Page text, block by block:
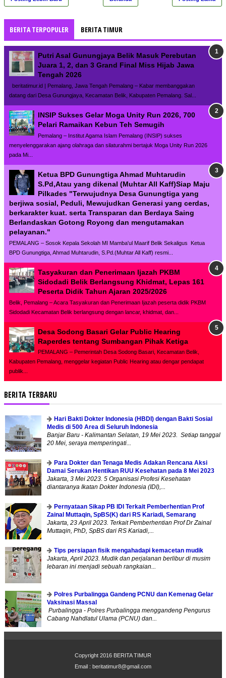
BERITA TERPOPULER BERITA TIMUR
Putri Asal Gunungjaya Belik Masuk Perebutan
Juara 1, 2, dan 3 Grand Final Miss Hijab Jawa
Tengah 2026
beritatimur.id | Pemalang, Jawa Tengah Pemalang – Kabar membanggakan
datang dari Desa Gunungjaya, Kecamatan Belik, Kabupaten Pemalang. Sal...
INSIP Sukses Gelar Moga Unity Run 2026, 700
Pelari Ramaikan Kebun Teh Semugih
Pemalang – Institut Agama Islam Pemalang (INSIP) sukses
menyelenggarakan ajang olahraga dan silaturahmi bertajuk Moga Unity Run 2026
pada Mi...
Ketua BPD Gunungtiga Ahmad Muhtarudin
S.Pd,Atau yang dikenal (Muhtar All Kaff)Siap Maju
Pilkades "Terwujudnya Desa Gunungtiga yang
berjiwa sosial, Peduli, Mewujudkan Generasi yang cerdas,
berkarakter kuat. serta Transparan dan Berdaya Saing
Berlandaskan Gotong Royong dan mengutamakan
pelayanan."
PEMALANG – Sosok Kepala Sekolah MI Mamba'ul Maarif Belik Sekaligus Ketua
BPD Gunungtiga, Ahmad Muhtarudin, S.Pd.(Muhtar All Kaff) resmi...
Tasyakuran dan Penerimaan Ijazah PKBM
Sidodadi Belik Berlangsung Khidmat, Lepas 161
Peserta Didik Tahun Ajaran 2025/2026
Belik, Pemalang – Acara Tasyakuran dan Penerimaan Ijazah peserta didik PKBM
Sidodadi Kecamatan Belik berlangsung dengan lancar, khidmat, dan...
Desa Sodong Basari Gelar Public Hearing
Raperdes tentang Sumbangan Pihak Ketiga
PEMALANG – Pemerintah Desa Sodong Basari, Kecamatan Belik,
Kabupaten Pemalang, menggelar kegiatan Public Hearing atau dengar pendapat
publik...
BERITA TERBARU
Hari Bakti Dokter Indonesia (HBDI) dengan Bakti Sosial
Medis di 500 Area di Seluruh Indonesia
Banjar Baru - Kalimantan Selatan, 19 Mei 2023. Setiap tanggal
20 Mei, seraya memperingati...
Para Dokter dan Tenaga Medis Adakan Rencana Aksi
Damai Serukan Hentikan RUU Kesehatan pada 8 Mei 2023
Jakarta, 3 Mei 2023. 5 Organisasi Profesi Kesehatan
diantaranya Ikatan Dokter Indonesia (IDI),...
Pernyataan Sikap PB IDI Terkait Pemberhentian Prof
Zainal Muttaqin, SpBS(K) dari RS Kariadi, Semarang
Jakarta, 23 April 2023. Terkait Pemberhentian Prof Dr Zainal
Muttaqin, PhD, SpBS dari RS Kariadi,...
Tips persiapan fisik mengahadapi kemacetan mudik
Jakarta, April 2023. Mudik dan perjalanan berlibur di musim
lebaran ini menjadi sebuah rangkaian...
Polres Purbalingga Gandeng PCNU dan Kemenag Gelar
Vaksinasi Massal
Purbalingga - Polres Purbalingga menggandeng Pengurus
Cabang Nahdlatul Ulama (PCNU) dan...
Copyright 2016 BERITA TIMUR
Email : beritatimur8@gmail.com